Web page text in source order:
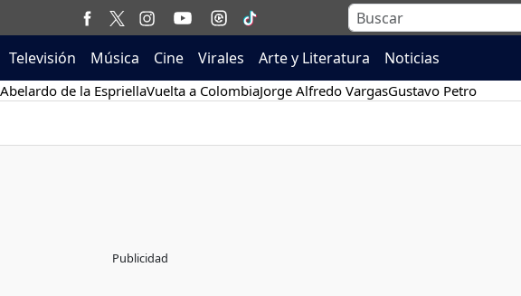
Televisión Música Cine Virales Arte y Literatura Noticias
Abelardo de la EspriellaVuelta a ColombiaJorge Alfredo VargasGustavo Petro